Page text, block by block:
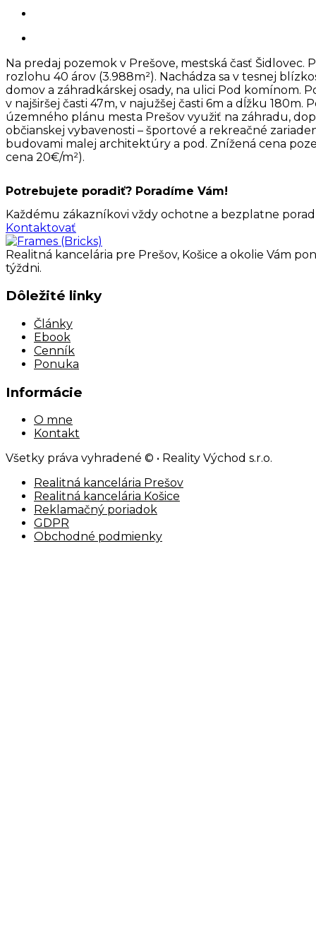
Na predaj pozemok v Prešove, mestská časť Šidlovec.
rozlohu 40 árov (3.988m²). Nachádza sa v tesnej
domov a záhradkárskej osady, na ulici Pod komínom.
v najširšej časti 47m, v najužšej časti 6m a dĺžku 180m.
územného plánu mesta Prešov využiť na záhradu,
občianskej vybavenosti – športové a rekreačné
budovami malej architektúry a pod. Znížená cena
cena 20€/m²).
Potrebujete poradiť? Poradíme Vám!
Každému zákazníkovi vždy ochotne a bezplatne
Kontaktovať
Realitná kancelária pre Prešov, Košice a okolie Vám
týždni.
Dôležité linky
Články
Ebook
Cenník
Ponuka
Informácie
O mne
Kontakt
Všetky práva vyhradené © • Reality Východ s.r.o.
Realitná kancelária Prešov
Realitná kancelária Košice
Reklamačný poriadok
GDPR
Obchodné podmienky